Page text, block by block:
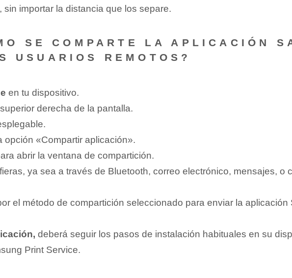
importar la distancia que los separe.
SE COMPARTE​ LA APLICACIÓN
‍USUARIOS REMOTOS?
en tu dispositivo.
derecha⁣ de la pantalla.
opción «Compartir ‌aplicación».
abrir la ventana de compartición.
ya sea a través de Bluetooth, correo electrónico, mensajes, o
el método de compartición ‍seleccionado para enviar la aplicación
deberá seguir ‌los pasos‍ de instalación habituales en su
Print Service.